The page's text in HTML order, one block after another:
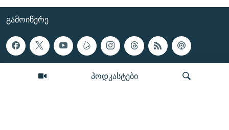
პოდკასტები
ᲒᲐᲛᲝᲘᲬᲔᲠᲔ
ᲡᲐᲘᲜᲤᲝᲠᲛᲐᲪᲘᲝ ᲒᲕᲔᲠᲓᲔᲑᲘ